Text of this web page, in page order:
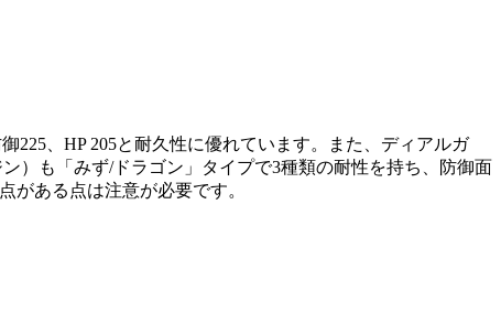
225、HP 205と耐久性に優れています。また、ディアルガ
）も「みず/ドラゴン」タイプで3種類の耐性を持ち、防御面
がある点は注意が必要です。